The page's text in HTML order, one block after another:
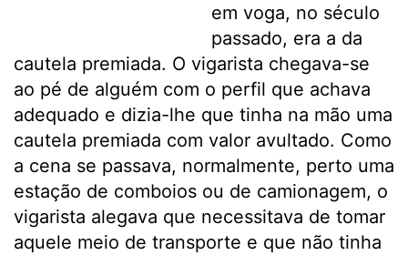
em voga, no século
passado, era a da
cautela premiada. O vigarista chegava-se
ao pé de alguém com o perfil que achava
adequado e dizia-lhe que tinha na mão uma
cautela premiada com valor avultado. Como
a cena se passava, normalmente, perto uma
estação de comboios ou de camionagem, o
vigarista alegava que necessitava de tomar
aquele meio de transporte e que não tinha